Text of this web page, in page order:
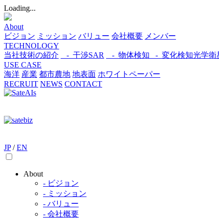
Loading...
About
ビジョン ミッション バリュー 会社概要 メンバー
TECHNOLOGY
当社技術の紹介
- 干渉SAR - 物体検知​ - 変化検知​光学衛
USE CASE
海洋 産業 都市​農地 地表面 ホワイトペーパー
RECRUIT NEWS CONTACT
JP / EN
About
- ビジョン
- ミッション
- バリュー
- 会社概要